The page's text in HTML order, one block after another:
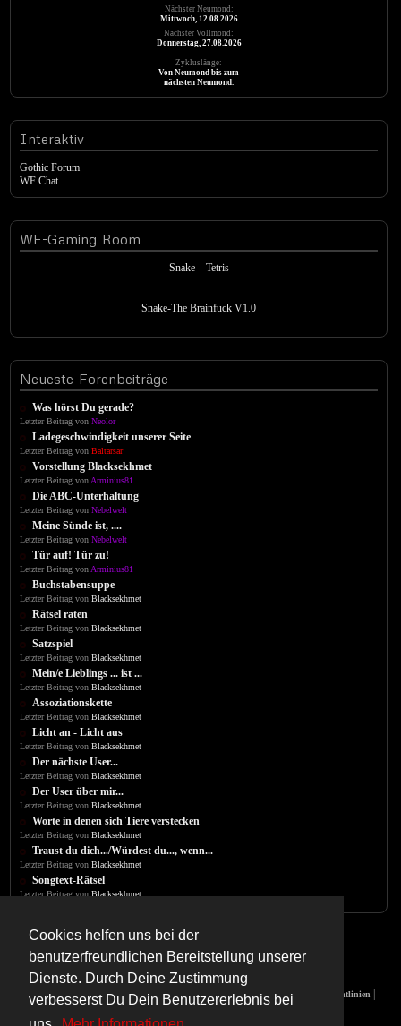
Cookies helfen uns bei der
benutzerfreundlichen Bereitstellung unserer
Dienste. Durch Deine Zustimmung
verbesserst Du Dein Benutzererlebnis bei
Nächster Neumond:
Mittwoch, 12.08.2026
Nächster Vollmond:
Donnerstag, 27.08.2026
Zykluslänge:
Von Neumond bis zum
nächsten Neumond.
Interaktiv
Gothic Forum
WF Chat
WF-Gaming Room
Snake Tetris
Snake-The Brainfuck V1.0
Neueste Forenbeiträge
Was hörst Du gerade?
Letzter Beitrag vonNeolor
Ladegeschwindigkeit unserer Seite
Letzter Beitrag vonBaltarsar
Vorstellung Blacksekhmet
Letzter Beitrag von Arminius81
Die ABC-Unterhaltung
Letzter Beitrag vonNebelwelt
Meine Sünde ist, ....
Letzter Beitrag vonNebelwelt
Tür auf! Tür zu!
Letzter Beitrag von Arminius81
Buchstabensuppe
Letzter Beitrag vonBlacksekhmet
Rätsel raten
Letzter Beitrag vonBlacksekhmet
Satzspiel
Letzter Beitrag vonBlacksekhmet
Mein/e Lieblings ... ist ...
Letzter Beitrag vonBlacksekhmet
Assoziationskette
Letzter Beitrag vonBlacksekhmet
Licht an - Licht aus
Letzter Beitrag vonBlacksekhmet
Der nächste User...
Letzter Beitrag vonBlacksekhmet
Der User über mir...
Letzter Beitrag vonBlacksekhmet
Worte in denen sich Tiere verstecken
Letzter Beitrag vonBlacksekhmet
Traust du dich.../Würdest du..., wenn...
Letzter Beitrag vonBlacksekhmet
Songtext-Rätsel
Letzter Beitrag vonBlacksekhmet
Impressum | Datenschutz |Jugendschutz | Nutzungsbedingungen| Copyright-Richtlinien|
Sitemap